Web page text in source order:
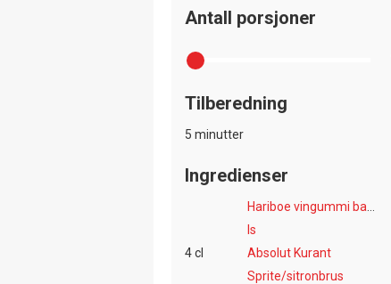
Antall porsjoner
Tilberedning
5 minutter
Ingredienser
Is
4 cl
Absolut Kurant
Sprite/sitronbrus